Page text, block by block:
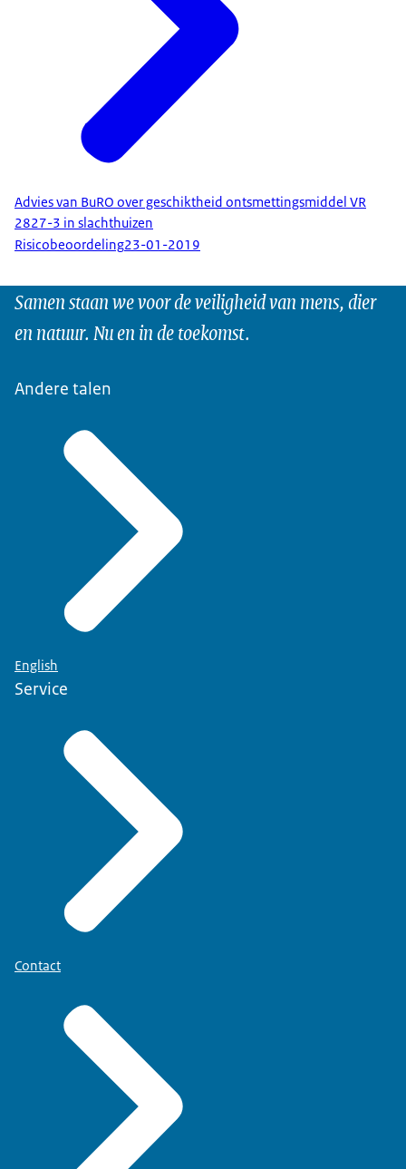
Advies van BuRO over geschiktheid ontsmettingsmiddel VR
2827-3 in slachthuizen
Risicobeoordeling23-01-2019
Samen staan we voor de veiligheid van mens, dier
en natuur. Nu en in de toekomst.
Andere talen
English
Service
Contact